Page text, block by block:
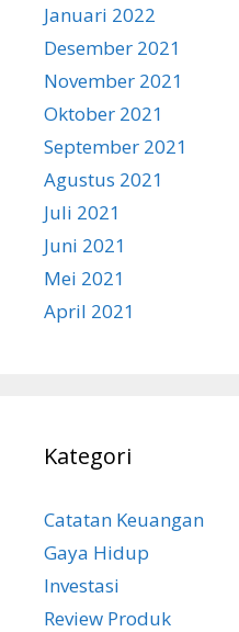
Januari 2022
Desember 2021
November 2021
Oktober 2021
September 2021
Agustus 2021
Juli 2021
Juni 2021
Mei 2021
April 2021
Kategori
Catatan Keuangan
Gaya Hidup
Investasi
Review Produk